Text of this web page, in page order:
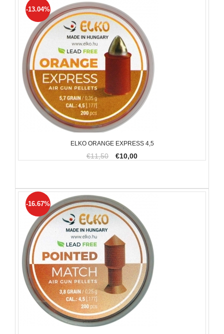
ELKO ORANGE EXPRESS 4,5
€11,50 €10,00
-13.04%
-16.67%